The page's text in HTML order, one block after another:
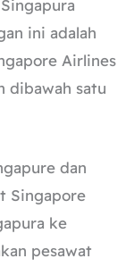
ini adalah
Airlines
dibawah satu
dan
Singapore
ke
pesawat